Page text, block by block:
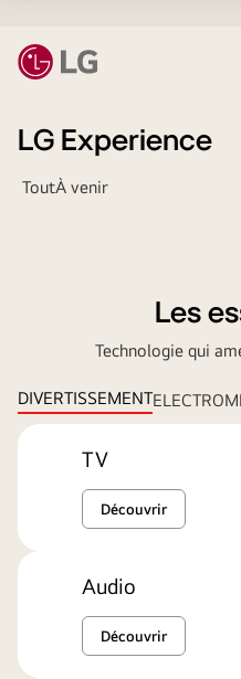
LG Experience
ToutÀ venir
Les
Technologie qui
DIVERTISSEMENT
TV
Découvrir
Audio
Découvrir